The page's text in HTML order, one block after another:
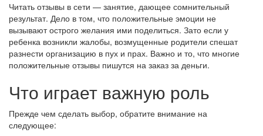
Читать отзывы в сети — занятие, дающее сомнительный
результат. Дело в том, что положительные эмоции не
вызывают острого желания ими поделиться. Зато если у
ребенка возникли жалобы, возмущенные родители спешат
разнести организацию в пух и прах. Важно и то, что многие
положительные отзывы пишутся на заказ за деньги.
Что играет важную роль
Прежде чем сделать выбор, обратите внимание на
следующее: